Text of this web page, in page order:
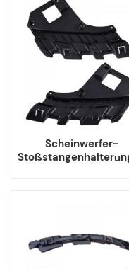
Scheinwerfer-